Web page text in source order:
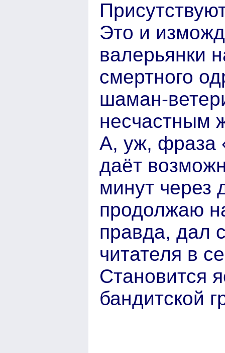
Это и
валерьянки
смертного
шаман-
несчастным
А, уж, фраза
даёт
минут через
продолжаю
правда, дал
читателя в
Становится
бандитской